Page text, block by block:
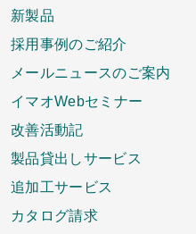
新製品
採用事例のご紹介
メールニュースのご案内
イマオWebセミナー
改善活動記
製品貸出しサービス
追加工サービス
カタログ請求